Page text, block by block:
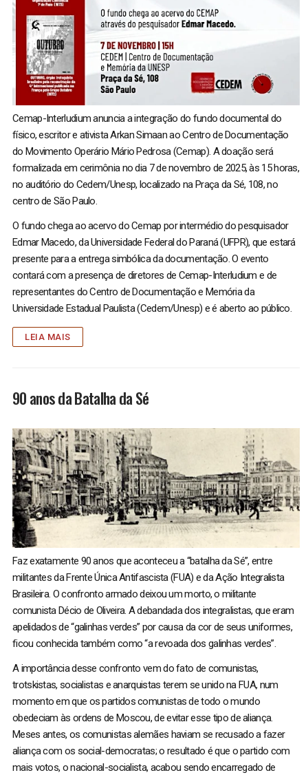
Cemap-Interludium anuncia a integração do fundo documental do
físico, escritor e ativista Arkan Simaan ao Centro de Documentação
do Movimento Operário Mário Pedrosa (Cemap). A doação será
formalizada em cerimônia no dia 7 de novembro de 2025, às 15 horas,
no auditório do Cedem/Unesp, localizado na Praça da Sé, 108, no
centro de São Paulo.
O fundo chega ao acervo do Cemap por intermédio do pesquisador
Edmar Macedo, da Universidade Federal do Paraná (UFPR), que estará
presente para a entrega simbólica da documentação. O evento
contará com a presença de diretores de Cemap-Interludium e de
representantes do Centro de Documentação e Memória da
Universidade Estadual Paulista (Cedem/Unesp) e é aberto ao público.
LEIA MAIS
90 anos da Batalha da Sé
Faz exatamente 90 anos que aconteceu a “batalha da Sé”, entre
militantes da Frente Única Antifascista (FUA) e da Ação Integralista
Brasileira. O confronto armado deixou um morto, o militante
comunista Décio de Oliveira. A debandada dos integralistas, que eram
apelidados de “galinhas verdes” por causa da cor de seus uniformes,
ficou conhecida também como “a revoada dos galinhas verdes”.
A importância desse confronto vem do fato de comunistas,
trotskistas, socialistas e anarquistas terem se unido na FUA, num
momento em que os partidos comunistas de todo o mundo
obedeciam às ordens de Moscou, de evitar esse tipo de aliança.
Meses antes, os comunistas alemães haviam se recusado a fazer
aliança com os social-democratas; o resultado é que o partido com
mais votos, o nacional-socialista, acabou sendo encarregado de